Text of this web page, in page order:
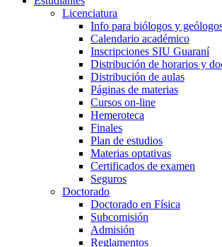
Licenciatura
Info para biólogos y
Calendario académico
Inscripciones SIU Guaraní
Distribución de horarios y
Distribución de aulas
Páginas de materias
Cursos on-line
Hemeroteca
Finales
Plan de estudios
Materias optativas
Certificados de examen
Seguros
Doctorado
Doctorado en Física
Subcomisión
Admisión
Reglamentos